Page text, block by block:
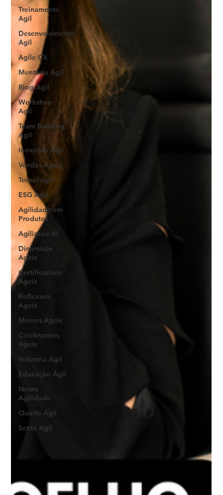
Treinamento
Agil
Desenvolvimento
Agil
Agile CX
Mentoria Agil
Blog Agil
Workshop
Agil
Team Building
Agil
Inovacao Agil
Vendas Ageis
Tecnologia
ESG Agil
Agilidade em
Produtos
Agilizaaa AI
Dinamicas
Ageis
Certificacoes
Ageis
Reflexoes
Ageis
Memes Ageis
Celebracoes
Ageis
Industria Agil
Educação Ágil
Neuro
Agilidade
Quarta Agil
Sexta Agil